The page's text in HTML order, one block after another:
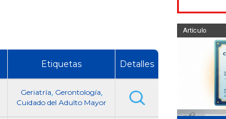
Etiquetas Detalles
Geriatría, Gerontología,
Cuidado del Adulto Mayor
Artículo